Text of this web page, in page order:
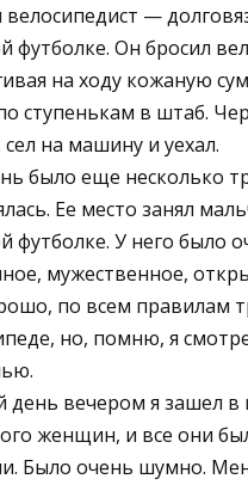
велосипедист —
футболке. Он бросил
на ходу кожаную
ступенькам в штаб.
сел на машину и уехал.
было еще несколько
Ее место занял
футболке. У него было
мужественное,
по всем правилам
но, помню, я
день вечером я зашел
женщин, и все они
Было очень шумно.